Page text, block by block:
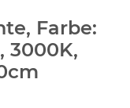
Farbe:
3000K,